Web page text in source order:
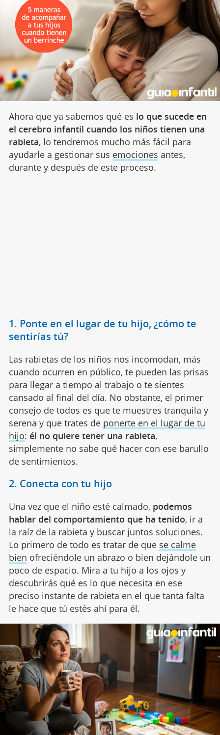
Ahora que ya sabemos qué es lo que sucede en
el cerebro infantil cuando los niños tienen una
rabieta, lo tendremos mucho más fácil para
ayudarle a gestionar sus emociones antes,
durante y después de este proceso.
1. Ponte en el lugar de tu hijo, ¿cómo te
sentirías tú?
Las rabietas de los niños nos incomodan, más
cuando ocurren en público, te pueden las prisas
para llegar a tiempo al trabajo o te sientes
cansado al final del día. No obstante, el primer
consejo de todos es que te muestres tranquila y
serena y que trates de ponerte en el lugar de tu
hijo: él no quiere tener una rabieta,
simplemente no sabe qué hacer con ese barullo
de sentimientos.
2. Conecta con tu hijo
Una vez que el niño esté calmado, podemos
hablar del comportamiento que ha tenido, ir a
la raíz de la rabieta y buscar juntos soluciones.
Lo primero de todo es tratar de que se calme
bien ofreciéndole un abrazo o bien dejándole un
poco de espacio. Mira a tu hijo a los ojos y
descubrirás qué es lo que necesita en ese
preciso instante de rabieta en el que tanta falta
le hace que tú estés ahí para él.